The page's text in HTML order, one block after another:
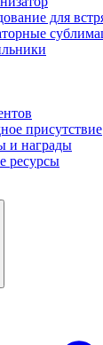
для
присутствие
и награды
ресурсы